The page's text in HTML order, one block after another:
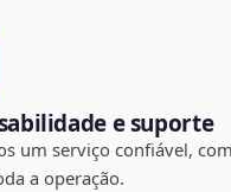
e suporte
um serviço confiável,
a operação.